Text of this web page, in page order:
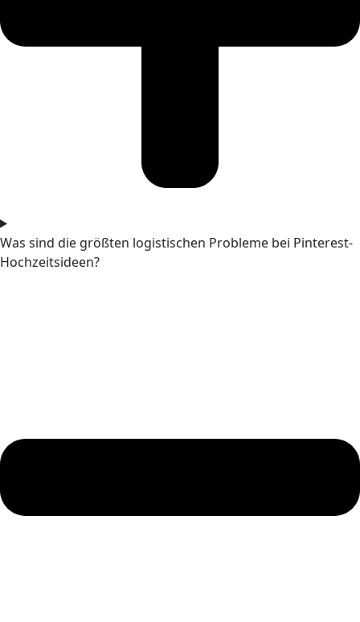
Was sind die größten logistischen Probleme bei Pinterest-
Hochzeitsideen?